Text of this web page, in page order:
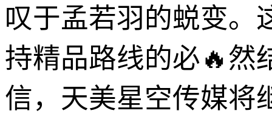
叹于孟若羽的蜕变。
持精品路线的必🔥然
信，天美星空传媒将